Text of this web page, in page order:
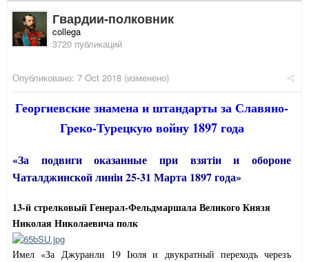
Гвардии-полковник
collega
3720 публикаций
Опубликовано: 7 Oct 2018 (изменено)
Георгиевские знамена и штандарты за Славяно-
Греко-Турецкую войну 1897 года
«За подвиги оказанные при взятiи и обороне
Чаталджинской линiи 25-31 Марта 1897 года»
13-й стрелковый Генерал-Фельдмаршала Великого Князя
Николая Николаевича полк
Имел «За Джуранли 19 Iюля и двукратный переходъ черезъ